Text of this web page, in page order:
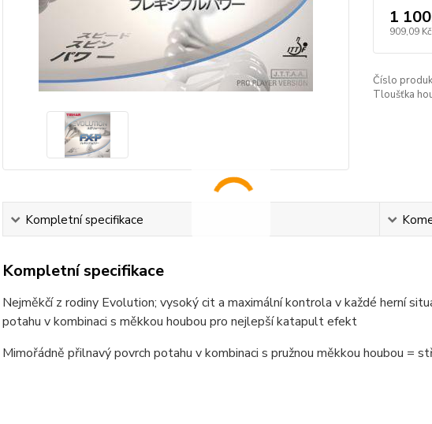
1
909,09 Kč
Číslo
Tloušťka
Kompletní specifikace
Kompletní specifikace
Nejměkčí z rodiny Evolution; vysoký cit a maximální kontrola v každé herní
potahu v kombinaci s měkkou houbou pro nejlepší katapult efekt
Mimořádně přilnavý povrch potahu v kombinaci s pružnou měkkou houbou =